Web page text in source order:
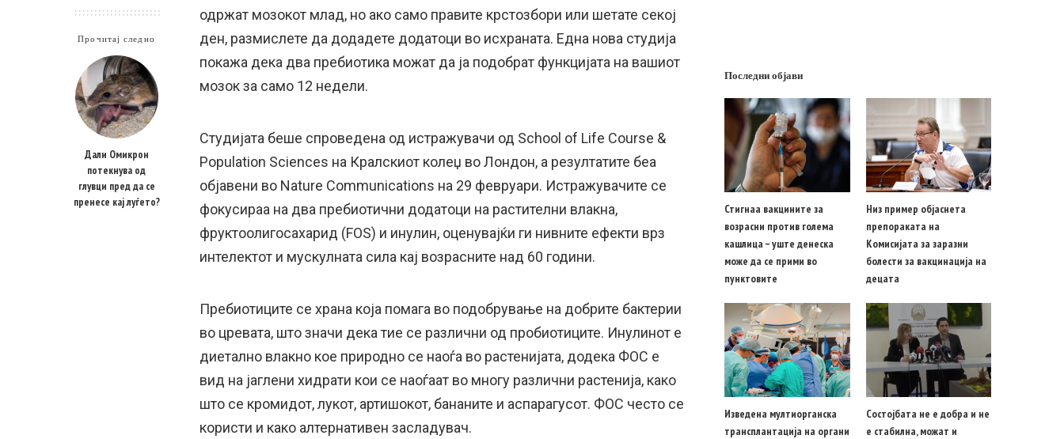
Прочитај следно
Дали Омикрон
потекнува од
глувци пред да се
пренесе кај луѓето?
одржат мозокот млад, но ако само правите крстозбори или шетате секој
ден, размислете да додадете додатоци во исхраната. Една нова студија
покажа дека два пребиотика можат да ја подобрат функцијата на вашиот
мозок за само 12 недели.
Студијата беше спроведена од истражувачи од School of Life Course &
Population Sciences на Кралскиот колеџ во Лондон, а резултатите беа
објавени во Nature Communications на 29 февруари. Истражувачите се
фокусираа на два пребиотични додатоци на растителни влакна,
фруктоолигосахарид (FOS) и инулин, оценувајќи ги нивните ефекти врз
интелектот и мускулната сила кај возрасните над 60 години.
Пребиотиците се храна која помага во подобрување на добрите бактерии
во цревата, што значи дека тие се различни од пробиотиците. Инулинот е
диетално влакно кое природно се наоѓа во растенијата, додека ФОС е
вид на јаглени хидрати кои се наоѓаат во многу различни растенија, како
што се кромидот, лукот, артишокот, бананите и аспарагусот. ФОС често се
користи и како алтернативен засладувач.
Последни објави
Стигнаа вакцините за
возрасни против голема
кашлица – уште денеска
може да се прими во
пунктовите
Низ пример објаснета
препораката на
Комисијата за заразни
болести за вакцинација на
децата
Изведена мултиорганска
трансплантација на органи
Состојбата не е добра и не
е стабилна, можат и